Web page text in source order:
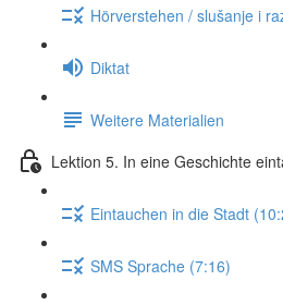
Hörverstehen / slušanje i
Diktat
Weitere Materialien
Lektion 5. In eine Geschichte
Eintauchen in die Stadt
SMS Sprache (7:16)